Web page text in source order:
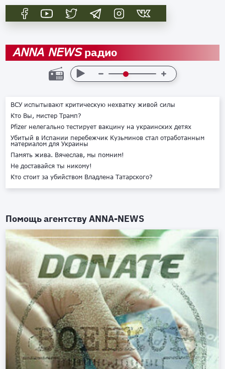
ANNA NEWSрадио
ВСУ испытывают критическую нехватку живой силы
Кто Вы, мистер Трамп?
Pfizer нелегально тестирует вакцину на украинских детях
Убитый в Испании перебежчик Кузьминов стал отработанным
материалом для Украины
Память жива. Вячеслав, мы помним!
Не доставайся ты никому!
Кто стоит за убийством Владлена Татарского?
Помощь агентствуANNA-NEWS